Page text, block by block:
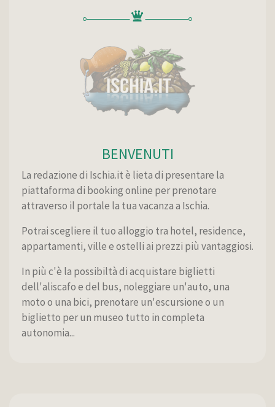
BENVENUTI
La redazione di Ischia.it è lieta di presentare la
piattaforma di booking online per prenotare
attraverso il portale la tua vacanza a Ischia.
Potrai scegliere il tuo alloggio tra hotel, residence,
appartamenti, ville e ostelli ai prezzi più vantaggiosi.
In più c'è la possibiltà di acquistare biglietti
dell'aliscafo e del bus, noleggiare un'auto, una
moto o una bici, prenotare un'escursione o un
biglietto per un museo tutto in completa
autonomia...